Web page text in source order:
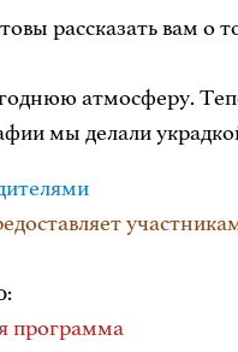
рассказать вам о
атмосферу.
мы делали
программа